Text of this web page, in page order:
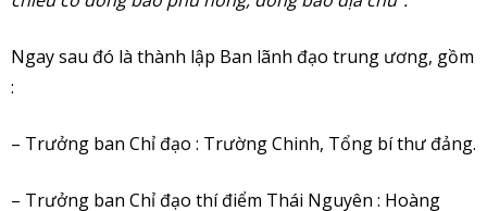
Ngay sau đó là thành lập Ban lãnh đạo trung ương, gồm
:
– Trưởng ban Chỉ đạo : Trường Chinh, Tổng bí thư đảng.
– Trưởng ban Chỉ đạo thí điểm Thái Nguyên : Hoàng